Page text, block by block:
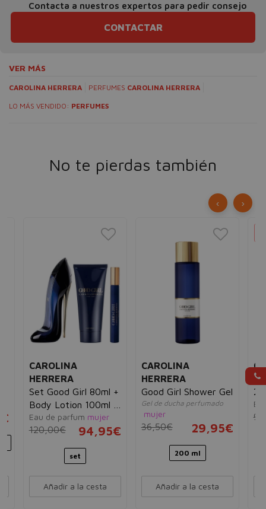
Contacta a nuestros expertos para pedir consejo
CONTACTAR
VER MÁS
CAROLINA HERRERA PERFUMES CAROLINA HERRERA
LO MÁS VENDIDO: PERFUMES
No te pierdas también
CAROLINA
HERRERA
Set Good Girl 80ml +
Body Lotion 100ml +
10ml
Eau de parfum mujer
120,00€ 94,95€
set
Añadir a la cesta
CAROLINA
HERRERA
Good Girl Shower Gel
Gel de ducha perfumado
mujer
36,50€ 29,95€
200 ml
Añadir a la cesta
‹ ›